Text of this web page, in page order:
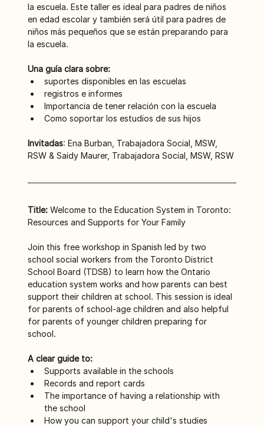
la escuela. Este taller es ideal para padres de niños
en edad escolar y también será útil para padres de
niños más pequeños que se están preparando para
la escuela.
Una guía clara sobre:
suportes disponibles en las escuelas
registros e informes
Importancia de tener relación con la escuela
Como soportar los estudios de sus hijos
Invitadas: Ena Burban, Trabajadora Social, MSW,
RSW & Saidy Maurer, Trabajadora Social, MSW, RSW
Title: Welcome to the Education System in Toronto:
Resources and Supports for Your Family
Join this free workshop in Spanish led by two
school social workers from the Toronto District
School Board (TDSB) to learn how the Ontario
education system works and how parents can best
support their children at school. This session is ideal
for parents of school-age children and also helpful
for parents of younger children preparing for
school.
A clear guide to:
Supports available in the schools
Records and report cards
The importance of having a relationship with
the school
How you can support your child's studies